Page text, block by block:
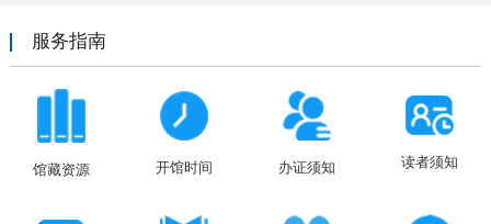
> 服务指南
馆藏资源 开馆时间 办证须知 读者须知